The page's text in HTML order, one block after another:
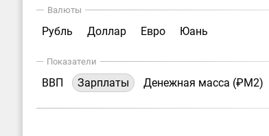
Валюты
Рубль Доллар Евро Юань
Показатели
ВВП Зарплаты Денежная масса (₽М2)